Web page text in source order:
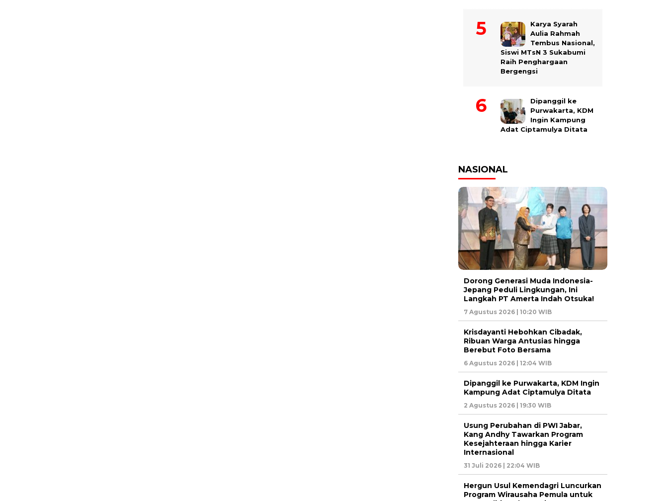
Karya Syarah
Aulia Rahmah
Tembus Nasional,
Siswi MTsN 3 Sukabumi
Raih Penghargaan
Bergengsi
Dipanggil ke
Purwakarta, KDM
Ingin Kampung
Adat Ciptamulya Ditata
NASIONAL
Dorong Generasi Muda Indonesia-
Jepang Peduli Lingkungan, Ini
Langkah PT Amerta Indah Otsuka!
7 Agustus 2026 | 10:20 WIB
Krisdayanti Hebohkan Cibadak,
Ribuan Warga Antusias hingga
Berebut Foto Bersama
6 Agustus 2026 | 12:04 WIB
Dipanggil ke Purwakarta, KDM Ingin
Kampung Adat Ciptamulya Ditata
2 Agustus 2026 | 19:30 WIB
Usung Perubahan di PWI Jabar,
Kang Andhy Tawarkan Program
Kesejahteraan hingga Karier
Internasional
31 Juli 2026 | 22:04 WIB
Hergun Usul Kemendagri Luncurkan
Program Wirausaha Pemula untuk